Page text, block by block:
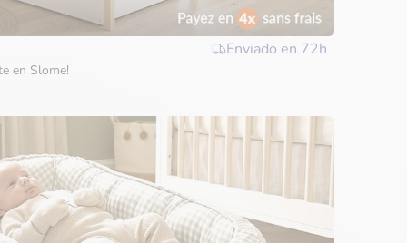
Enviado en 72h
en Slome!